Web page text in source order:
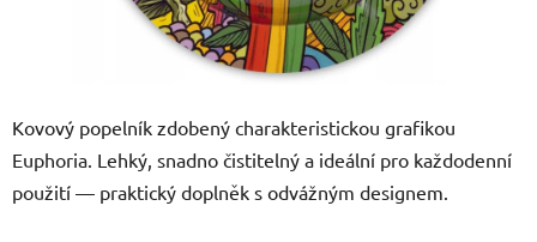
Kovový popelník zdobený charakteristickou grafikou
Euphoria. Lehký, snadno čistitelný a ideální pro každodenní
použití — praktický doplněk s odvážným designem.